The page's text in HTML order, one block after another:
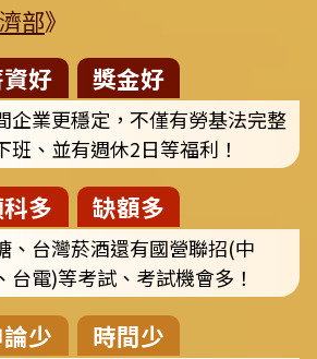
部》
好 獎金好
企業更穩定，不僅有勞基法完整
班、並有週休2日等福利！
多 缺額多
、台灣菸酒還有國營聯招(中
台電)等考試、考試機會多！
少 時間少